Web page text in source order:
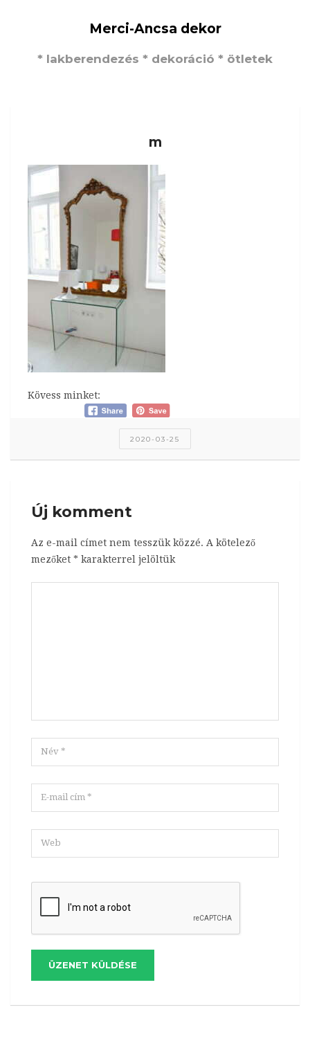
Merci-Ancsa dekor
* lakberendezés * dekoráció * ötletek
m
Kövess minket:
2020-03-25
Új komment
Az e-mail címet nem tesszük közzé. A kötelező
mezőket * karakterrel jelöltük
ÜZENET KÜLDÉSE